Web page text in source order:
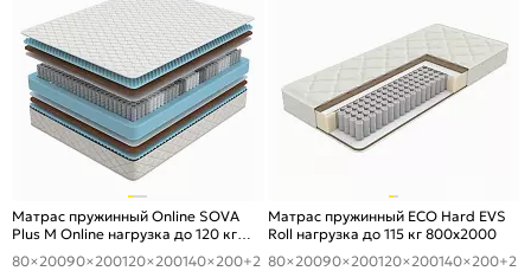
Матрас пружинный Online SOVA
Plus M Online нагрузка до 120 кг
800x2000
80×20090×200120×200140×200+2
Матрас пружинный ECO Hard EVS
Roll нагрузка до 115 кг 800x2000
80×20090×200120×200140×200+2